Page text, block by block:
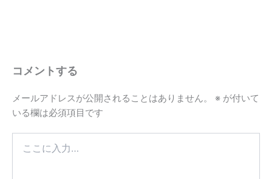
コメントする
メールアドレスが公開されることはありません。 ※ が付いて
いる欄は必須項目です